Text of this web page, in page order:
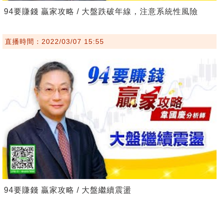
94要賺錢 贏家攻略 / 大盤跌破年線，注意系統性風險
直播時間：2022/03/07 15:55
94要賺錢 贏家攻略 / 大盤繼續震盪